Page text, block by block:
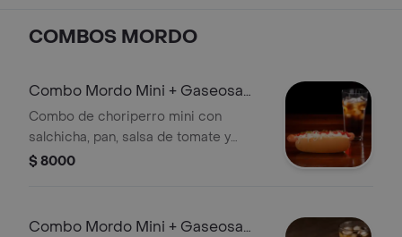
COMBOS MORDO
Combo Mordo Mini + Gaseosa
Mini
Combo de choriperro mini con
salchicha, pan, salsa de tomate y
repollo, acompañado de una gaseosa
$ 8000
Combo Mordo Mini + Gaseosa